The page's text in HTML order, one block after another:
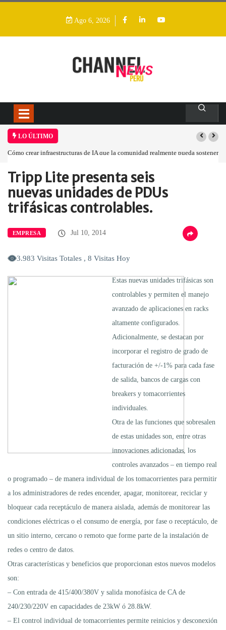
Ago 6, 2026
LO ÚLTIMO
Cómo crear infraestructuras de IA que la comunidad realmente pueda sostener
Home Empresa Tripp Lite presenta…
Tripp Lite presenta seis
nuevas unidades de PDUs
trifásicas controlables.
EMPRESA Jul 10, 2014
3.983 Visitas Totales , 8 Visitas Hoy
Estas nuevas unidades trifásicas son
controlables y permiten el manejo
avanzado de aplicaciones en racks
altamente configurados.
Adicionalmente, se destacan por
incorporar el registro de grado de
facturación de +/-1% para cada fase
de salida, bancos de cargas con
breakers y tomacorrientes
individuales.
Otra de las funciones que sobresalen
de estas unidades son, entre otras
innovaciones adicionadas, los
controles avanzados – en tiempo real
o programado – de manera individual de los tomacorrientes para permitir
a los administradores de redes encender, apagar, monitorear, reciclar y
bloquear cada receptáculo de manera aislada, además de monitorear las
condiciones eléctricas o el consumo de energía, por fase o receptáculo, de
un sitio interno, cercano o remoto que forme parte de la instalación de
redes o centro de datos.
Otras características y beneficios que proporcionan estos nuevos modelos
son:
– Con entrada de 415/400/380V y salida monofásica de CA de
240/230/220V en capacidades de 23kW ó 28.8kW.
– El control individual de tomacorrientes permite reinicios y desconexión